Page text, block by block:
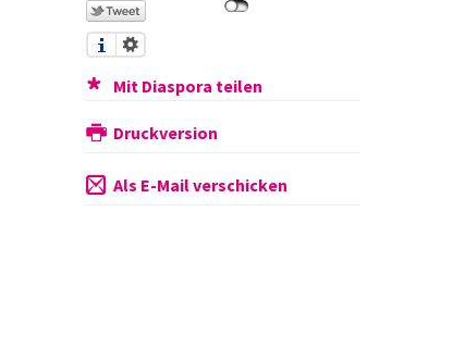
Mit Diaspora teilen
Druckversion
Als E-Mail verschicken